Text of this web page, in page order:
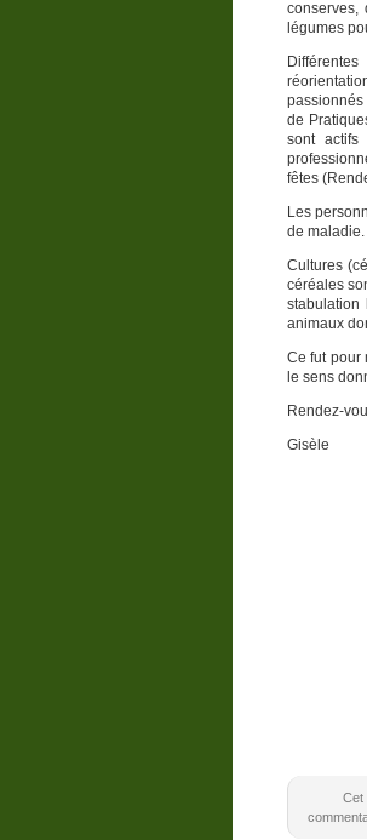
légumes
passionnés
de
sont actifs
fêtes
Les
de maladie.
Cultures
céréales
stabulation
animaux
Ce fut pour
le sens
Rendez-
Gisèle
Cet